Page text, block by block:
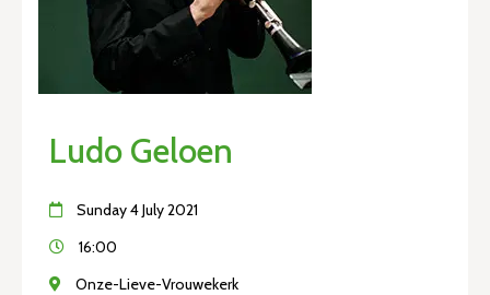
Ludo Geloen
Sunday 4 July 2021
16:00
Onze-Lieve-Vrouwekerk